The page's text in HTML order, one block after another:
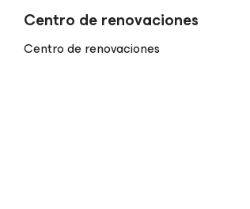
Centro de renovaciones
Centro de renovaciones